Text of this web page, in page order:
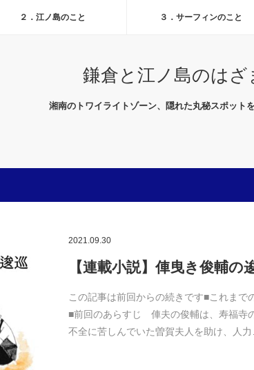
２．江ノ島のこと ３．サーフィンのこと
鎌倉と江ノ島のはざ
湘南のトワイライトゾーン、隠れた丸秘スポット
2021.09.30
【連載小説】俥曳き俊輔の
この記事は前回からの続きです■これまで
■前回のあらすじ 俥夫の俊輔は、寿福寺
不全に苦しんでいた曽賀夫人を助け、人力